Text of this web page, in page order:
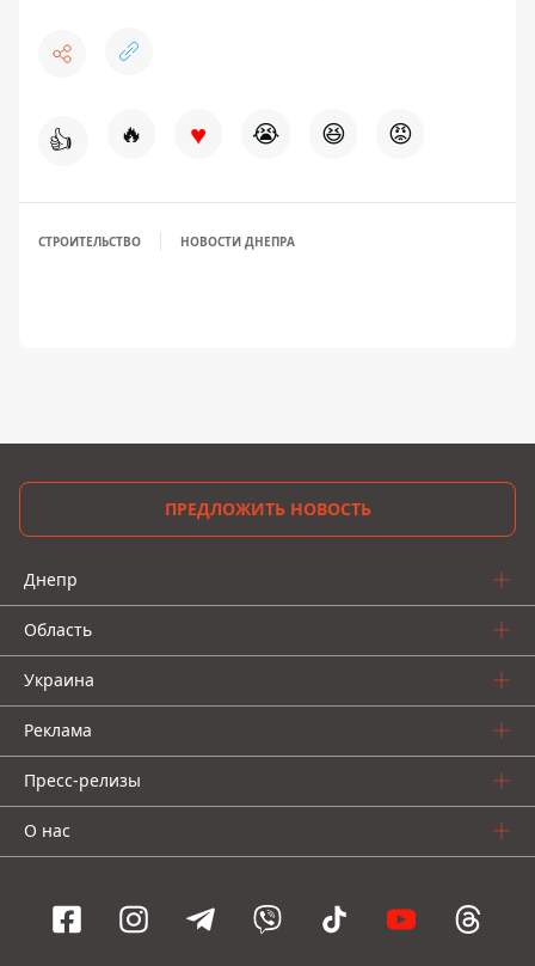
👍 🔥 ♥ 😭 😆 😡
СТРОИТЕЛЬСТВО НОВОСТИ ДНЕПРА
ПРЕДЛОЖИТЬ НОВОСТЬ
Днепр
Область
Украина
Реклама
Пресс-релизы
О нас